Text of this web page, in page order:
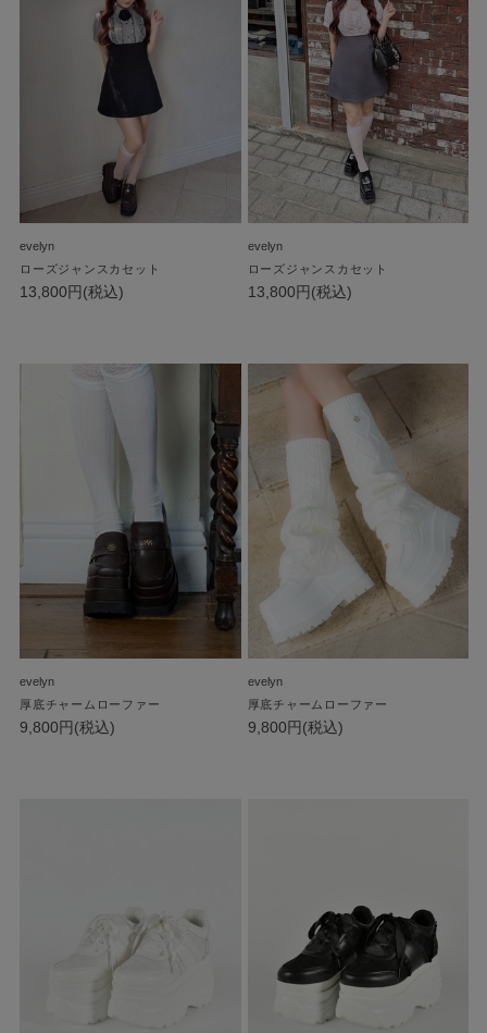
evelyn
ローズジャンスカセット
13,800円(税込)
evelyn
ローズジャンスカセット
13,800円(税込)
evelyn
厚底チャームローファー
9,800円(税込)
evelyn
厚底チャームローファー
9,800円(税込)